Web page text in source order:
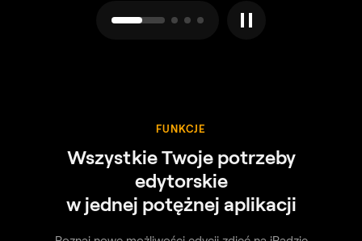
FUNKCJE
Wszystkie Twoje potrzeby
edytorskie
w jednej potężnej aplikacji